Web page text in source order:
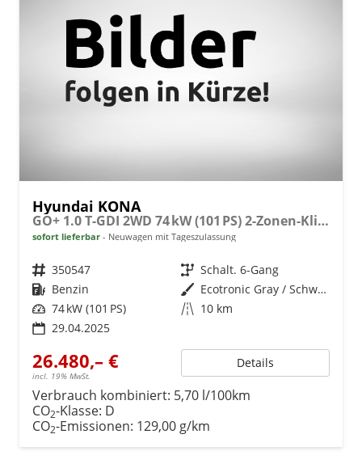
Hyundai KONA
GO+ 1.0 T-GDI 2WD 74 kW (101 PS) 2-Zonen-Klimaautomatik, Sitzheizung, Lenkradheizung, DAB, Android Auto, Apple CarPlay, Navigationssystem, Induktionsladestation, LED-Scheinwerfer, 18 Zoll Leichtmetallfelgen, uvm
sofort lieferbar Neuwagen mit Tageszulassung
Fahrzeugnr. 350547 Getriebe Schalt. 6-Gang
Kraftstoff Benzin Außenfarbe
Ecotronic Gray / Schwarz
Leistung 74 kW (101 PS) Kilometerstand 10 km
29.04.2025
26.480,– €
incl. 19% MwSt.
Details
Verbrauch kombiniert: 5,70 l/100km
CO2-Klasse: D
CO2-Emissionen: 129,00 g/km